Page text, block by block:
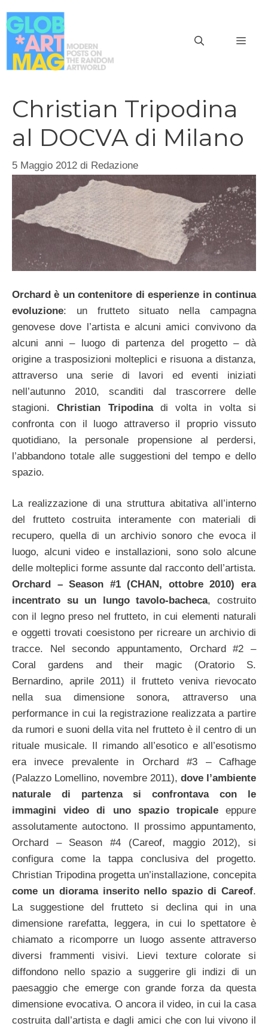
al
contenuto
Christian Tripodina
al DOCVA di Milano
5 Maggio 2012 di Redazione
Orchard è un contenitore di esperienze in continua
evoluzione: un frutteto situato nella campagna
genovese dove l’artista e alcuni amici convivono da
alcuni anni – luogo di partenza del progetto – dà
origine a trasposizioni molteplici e risuona a distanza,
attraverso una serie di lavori ed eventi iniziati
nell’autunno 2010, scanditi dal trascorrere delle
stagioni.Christian Tripodinadi volta in volta si
confronta con il luogo attraverso il proprio vissuto
quotidiano, la personale propensione al perdersi,
l’abbandono totale alle suggestioni del tempo e dello
spazio.
La realizzazione di una struttura abitativa all’interno
del frutteto costruita interamente con materiali di
recupero, quella di un archivio sonoro che evoca il
luogo, alcuni video e installazioni, sono solo alcune
delle molteplici forme assunte dal racconto dell’artista.
Orchard – Season #1 (CHAN, ottobre 2010) era
incentrato su un lungo tavolo-bacheca, costruito
con il legno preso nel frutteto, in cui elementi naturali
e oggetti trovati coesistono per ricreare un archivio di
tracce. Nel secondo appuntamento, Orchard #2 –
Coral gardens and their magic (Oratorio S.
Bernardino, aprile 2011) il frutteto veniva rievocato
nella sua dimensione sonora, attraverso una
performance in cui la registrazione realizzata a partire
da rumori e suoni della vita nel frutteto è il centro di un
rituale musicale.
Il rimando all’esotico e all’esotismo
era invece prevalente in Orchard #3 – Cafhage
(Palazzo Lomellino, novembre 2011), dove l’ambiente
naturale di partenza si confrontava con le
immagini video di uno spazio tropicaleeppure
assolutamente autoctono. Il prossimo appuntamento,
Orchard – Season #4 (Careof, maggio 2012), si
configura come la tappa conclusiva del progetto.
Christian Tripodina progetta un’installazione, concepita
come un diorama inserito nello spazio di Careof.
La suggestione del frutteto si declina qui in una
dimensione rarefatta, leggera, in cui lo spettatore è
chiamato a ricomporre un luogo assente attraverso
diversi frammenti visivi. Lievi texture colorate si
diffondono nello spazio a suggerire gli indizi di un
paesaggio che emerge con grande forza da questa
dimensione evocativa. O ancora il video, in cui la casa
costruita dall’artista e dagli amici che con lui vivono il